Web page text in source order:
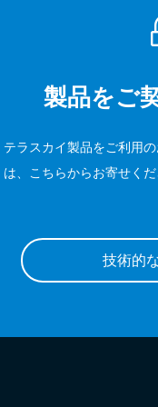
製品をご
テラスカイ製品をご利用
は、こちらからお寄せくだ
技術的